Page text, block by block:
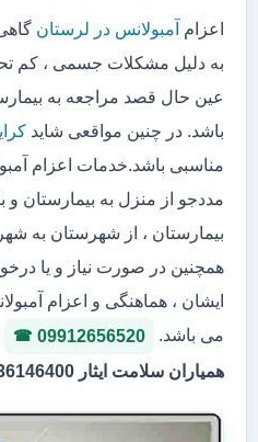
اعزام آمبولانس در لرستان
به دلیل مشکلات جسمی ، کم
عین حال قصد مراجعه به
باشد. در چنین مواقعی شاید
مناسبی باشد.خدمات اعزام
مددجو از منزل به بیمارستان و
بیمارستان ، از شهرستان به
همچنین در صورت نیاز و یا
ایشان ، هماهنگی و اعزام
می باشد.
09912656520
همیاران سلامت ایثار 36146400 شماره پروانه 3-323036